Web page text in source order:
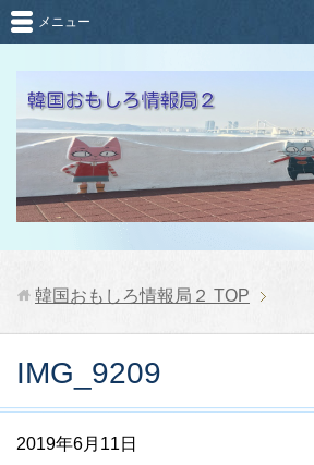
メニュー
韓国おもしろ情報局２ TOP
IMG_9209
2019年6月11日